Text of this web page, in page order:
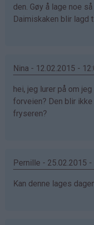
den. Gøy å lage noe
Daimiskaken blir lagd
Nina - 12.02.2015 -
hei, jeg lurer på om
forveien? Den blir
fryseren?
Pernille - 25.02.2015 -
Kan denne lages